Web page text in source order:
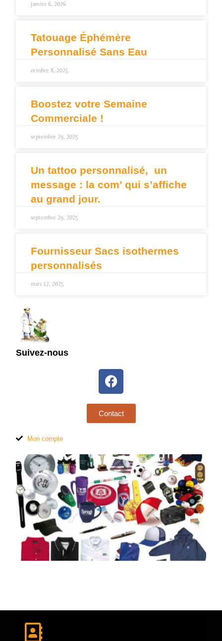
janvier 6, 2026
Tatouage Éphémère
Personnalisé Sans Eau
octobre 8, 2025
Boostez votre Semaine
Commerciale !
septembre 29, 2025
Un tattoo personnalisé, un
message : la com’ qui s’affiche
au grand jour.
septembre 29, 2025
Fournisseur Sacs isothermes
personnalisés
mars 17, 2025
Suivez-nous
Contact
Mon compte